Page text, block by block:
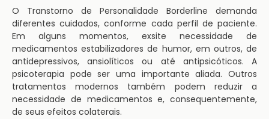
O Transtorno de Personalidade Borderline demanda
diferentes cuidados, conforme cada perfil de paciente.
Em alguns momentos, exsite necessidade de
medicamentos estabilizadores de humor, em outros, de
antidepressivos, ansiolíticos ou até antipsicóticos. A
psicoterapia pode ser uma importante aliada. Outros
tratamentos modernos também podem reduzir a
necessidade de medicamentos e, consequentemente,
de seus efeitos colaterais.